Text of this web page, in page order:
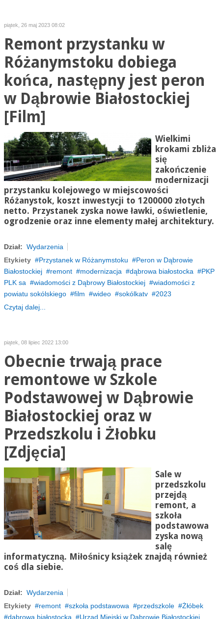
piątek, 26 maj 2023 08:02
Remont przystanku w
Różanymstoku dobiega
końca, następny jest peron
w Dąbrowie Białostockiej
[Film]
Wielkimi
krokami zbliża
się
zakończenie
modernizacji
przystanku kolejowego w miejscowości
Różanystok, koszt inwestycji to 1200000 złotych
netto. Przystanek zyska nowe ławki, oświetlenie,
ogrodzenie oraz inne elementy małej architektury.
Dział: Wydarzenia
Etykiety
Przystanek w Różanymstoku
Peron w Dąbrowie
Białostockiej
remont modernizacja dąbrowa białostocka
PKP
PLK sa
wiadomości z Dąbrowy Białostockiej
wiadomości z
powiatu sokólskiego
film wideo sokólkatv
2023
Czytaj dalej...
piątek, 08 lipiec 2022 13:00
Obecnie trwają prace
remontowe w Szkole
Podstawowej w Dąbrowie
Białostockiej oraz w
Przedszkolu i Żłobku
[Zdjęcia]
Sale w
przedszkolu
przejdą
remont, a
szkoła
podstawowa
zyska nową
salę
informatyczną. Miłośnicy książek znajdą również
coś dla siebie.
Dział: Wydarzenia
Etykiety
remont szkoła podstawowa przedszkole
Żłóbek
dąbrowa białostocka
Urząd Miejski w Dąbrowie Białostockiej